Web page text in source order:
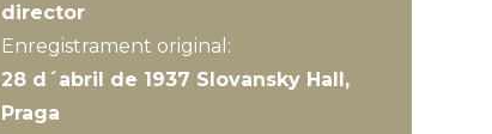
director
Enregistrament original:
28 d´abril de 1937 Slovansky Hall,
Praga